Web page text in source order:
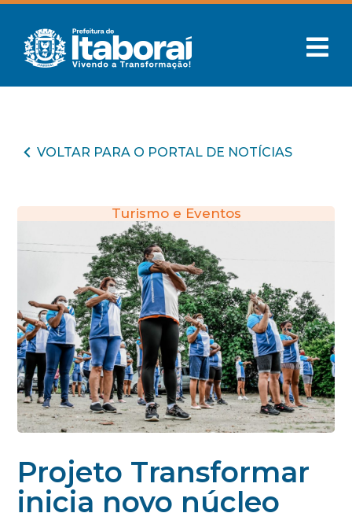
VOLTAR PARA O PORTAL DE NOTÍCIAS
Turismo e Eventos
Projeto Transformar
inicia novo núcleo